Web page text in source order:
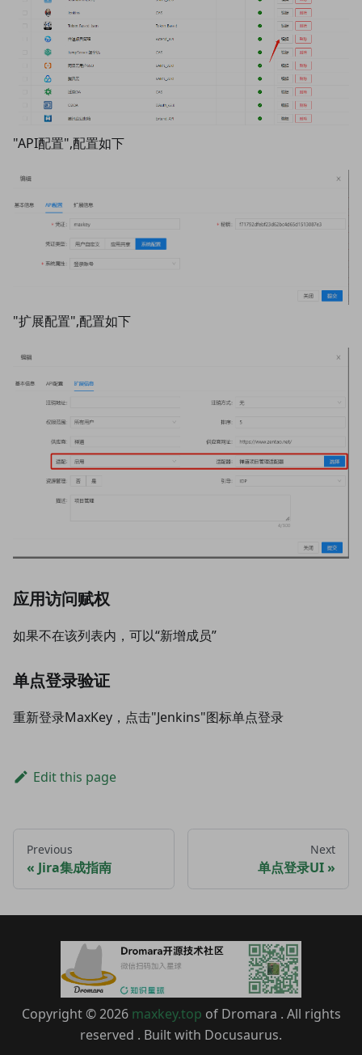
"API配置",配置如下
"扩展配置",配置如下
应⽤访问赋权
如果不在该列表内，可以“新增成员”
单点登录验证
重新登录MaxKey，点击"Jenkins"图标单点登录
Edit this page
Previous
Jira集成指南
Next
单点登录UI
Copyright © 2026 maxkey.top of Dromara . All rights
reserved . Built with Docusaurus.